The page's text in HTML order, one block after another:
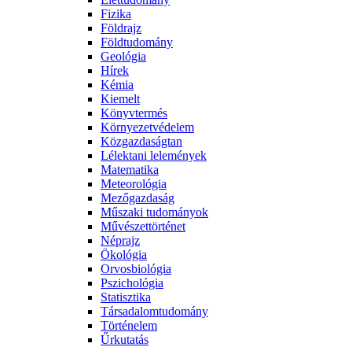
Fizika
Földrajz
Földtudomány
Geológia
Hírek
Kémia
Kiemelt
Könyvtermés
Környezetvédelem
Közgazdaságtan
Lélektani lelemények
Matematika
Meteorológia
Mezőgazdaság
Műszaki tudományok
Művészettörténet
Néprajz
Ökológia
Orvosbiológia
Pszichológia
Statisztika
Társadalomtudomány
Történelem
Űrkutatás